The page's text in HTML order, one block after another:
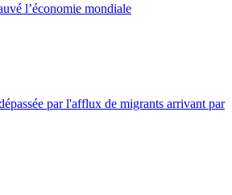
l’économie mondiale
par l'afflux de migrants arrivant par